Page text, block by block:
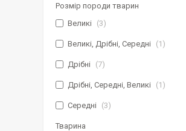
Розмір породи тварин
Великі
3
Великі, Дрібні, Середні 1
Дрібні 7
Дрібні, Середні, Великі 1
Середні 3
Тварина